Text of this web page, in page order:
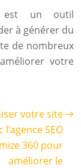
est un outil
à générer du
de nombreux
votre
votre site
l’agence SEO
360 pour
améliorer le